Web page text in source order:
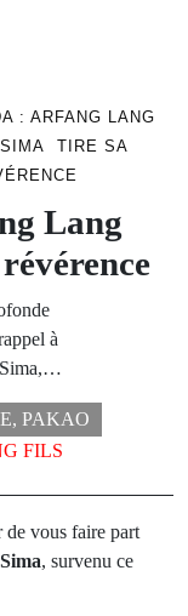
: ARFANG LANG
SIMA TIRE SA
Lang
à
, PAKAO
FILS
de vous faire part
, survenu ce